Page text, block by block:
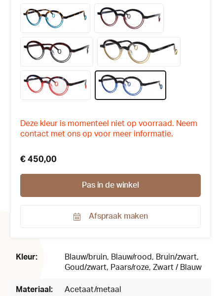
Deze kleur is momenteel niet op voorraad. Neem
contact met ons op voor meer informatie.
€ 450,00
Pas in de winkel
Afspraak maken
Kleur:
Blauw/bruin, Blauw/rood, Bruin/zwart,
Goud/zwart, Paars/roze, Zwart / Blauw
Materiaal: Acetaat/metaal